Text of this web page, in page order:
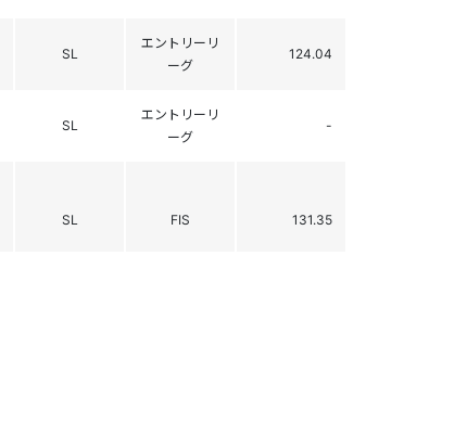
SL
エントリーリ
ーグ
124.04
SL
エントリーリ
ーグ
-
SL FIS 131.35